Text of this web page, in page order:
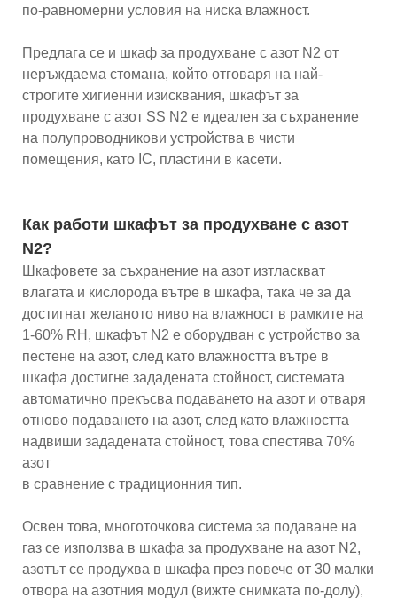
по-равномерни условия на ниска влажност.
Предлага се и шкаф за продухване с азот N2 от
неръждаема стомана, който отговаря на най-
строгите хигиенни изисквания, шкафът за
продухване с азот SS N2 е идеален за съхранение
на полупроводникови устройства в чисти
помещения, като IC, пластини в касети.
Как работи шкафът за продухване с азот
N2?
Шкафовете за съхранение на азот изтласкват
влагата и кислорода вътре в шкафа, така че за да
достигнат желаното ниво на влажност в рамките на
1-60% RH, шкафът N2 е оборудван с устройство за
пестене на азот, след като влажността вътре в
шкафа достигне зададената стойност, системата
автоматично прекъсва подаването на азот и отваря
отново подаването на азот, след като влажността
надвиши зададената стойност, това спестява 70%
азот
в сравнение с традиционния тип.
Освен това, многоточкова система за подаване на
газ се използва в шкафа за продухване на азот N2,
азотът се продухва в шкафа през повече от 30 малки
отвора на азотния модул (вижте снимката по-долу),